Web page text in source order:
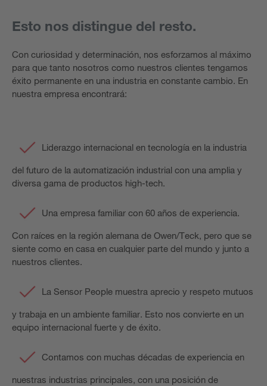
Esto nos distingue del resto.
Con curiosidad y determinación, nos esforzamos al máximo
para que tanto nosotros como nuestros clientes tengamos
éxito permanente en una industria en constante cambio. En
nuestra empresa encontrará:
Liderazgo internacional en tecnología en la industria
del futuro de la automatización industrial con una amplia y
diversa gama de productos high-tech.
Una empresa familiar con 60 años de experiencia.
Con raíces en la región alemana de Owen/Teck, pero que se
siente como en casa en cualquier parte del mundo y junto a
nuestros clientes.
La Sensor People muestra aprecio y respeto mutuos
y trabaja en un ambiente familiar. Esto nos convierte en un
equipo internacional fuerte y de éxito.
Contamos con muchas décadas de experiencia en
nuestras industrias principales, con una posición de